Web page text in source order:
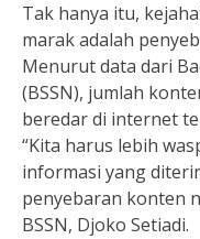
Tak hanya itu,
marak adalah
Menurut data dari
(BSSN), jumlah
beredar di internet
“Kita harus lebih
informasi yang
penyebaran konten
BSSN, Djoko Setiadi.